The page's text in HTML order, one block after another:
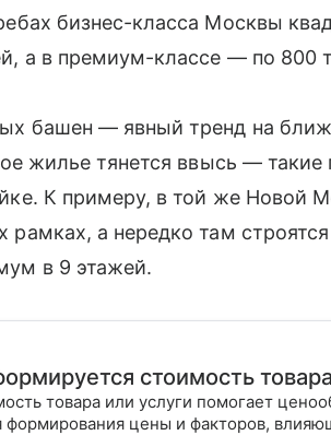
бизнес-класса Москвы
а в премиум-классе — по 800
башен — явный тренд на
жилье тянется ввысь —
К примеру, в той же Новой
рамках, а нередко там
в 9 этажей.
стоимость товара
товара или услуги помогает
цены и факторов,